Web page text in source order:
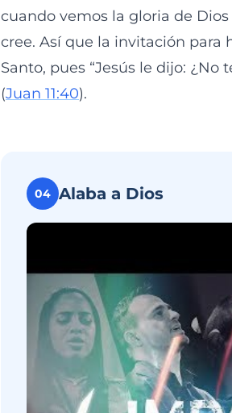
cuando vemos la gloria de
cree. Así que la invitación para
Santo, pues “Jesús le dijo: ¿No
(Juan 11:40).
04 Alaba a Dios